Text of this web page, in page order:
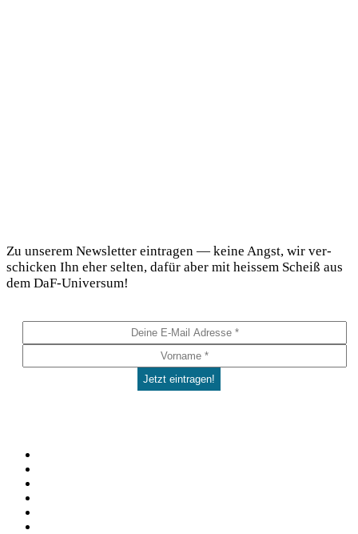
Zu unse­rem News­let­ter ein­tra­gen — kei­ne Angst, wir ver­
schi­cken Ihn eher sel­ten, dafür aber mit heis­sem Scheiß aus
dem DaF-Universum!